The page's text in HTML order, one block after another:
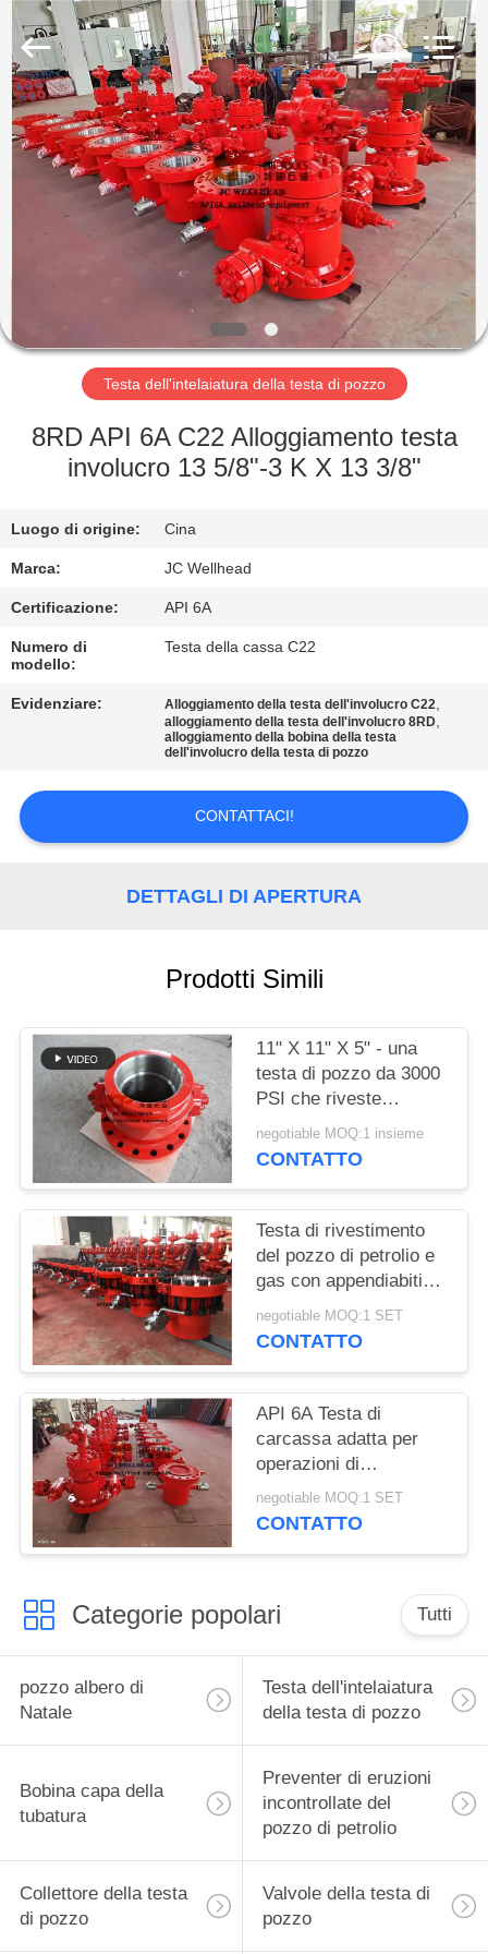
CASA
PRODOTTI
NOI
GIRO
DELLA
FABBRICA
DI
QUALITÀ
CONTATTICI
NOTIZIE
MAPPA
POLICY
ZZTOP
TOOLS
CO.，
LTD.
Rights
Reserved.
Testa dell'intelaiatura della testa di pozzo
8RD API 6A C22 Alloggiamento testa
involucro 13 5/8"-3 K X 13 3/8"
Luogo di origine: Cina
Marca: JC Wellhead
Certificazione: API 6A
Numero di
modello:
Testa della cassa C22
Evidenziare: Alloggiamento della testa dell'involucro C22,
alloggiamento della testa dell'involucro 8RD,
alloggiamento della bobina della testa
dell'involucro della testa di pozzo
CONTATTACI!
DETTAGLI DI APERTURA
Prodotti Simili
11" X 11" X 5" - una
testa di pozzo da 3000
PSI che riveste
processo capo di
pezzo fucinato della
negotiable MOQ:1 insieme
CONTATTO
Testa di rivestimento
del pozzo di petrolio e
gas con appendiabiti
per le apparecchiature
di rivestimento del
negotiable MOQ:1 SET
CONTATTO
API 6A Testa di
carcassa adatta per
operazioni di
perforazione di pozzi di
petrolio e gas
negotiable MOQ:1 SET
CONTATTO
Categorie popolari Tutti
pozzo albero di
Natale
Testa dell'intelaiatura
della testa di pozzo
Bobina capa della
tubatura
Preventer di eruzioni
incontrollate del
pozzo di petrolio
Collettore della testa
di pozzo
Valvole della testa di
pozzo